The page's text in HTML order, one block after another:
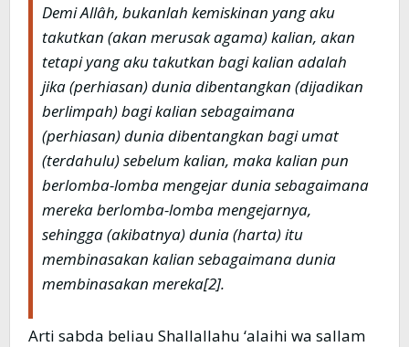
Demi Allâh, bukanlah kemiskinan yang aku
takutkan (akan merusak agama) kalian, akan
tetapi yang aku takutkan bagi kalian adalah
jika (perhiasan) dunia dibentangkan (dijadikan
berlimpah) bagi kalian sebagaimana
(perhiasan) dunia dibentangkan bagi umat
(terdahulu) sebelum kalian, maka kalian pun
berlomba-lomba mengejar dunia sebagaimana
mereka berlomba-lomba mengejarnya,
sehingga (akibatnya) dunia (harta) itu
membinasakan kalian sebagaimana dunia
membinasakan mereka[2].
Arti sabda beliau Shallallahu ‘alaihi wa sallam